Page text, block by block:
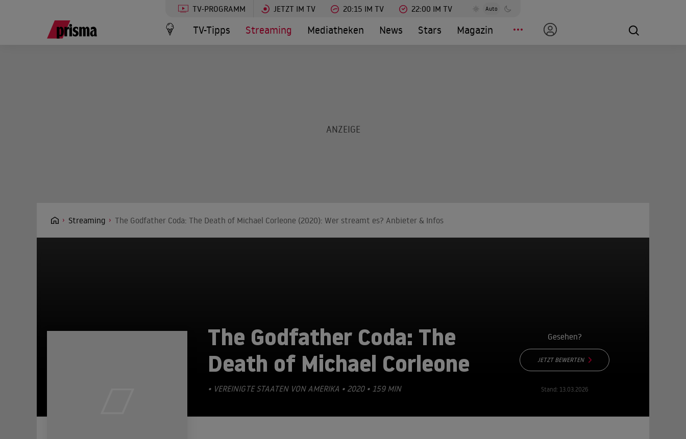
TV-PROGRAMM JETZT IM TV 20:15 IM TV 22:00 IM TV Auto
TV-Tipps Streaming Mediatheken News Stars Magazin
Streaming The Godfather Coda: The Death of Michael Corleone (2020): Wer streamt es? Anbieter & Infos
The Godfather Coda: The
Death of Michael Corleone
• VEREINIGTE STAATEN VON AMERIKA • 2020 • 159 MIN
Gesehen?
JETZT BEWERTEN
Stand: 13.03.2026